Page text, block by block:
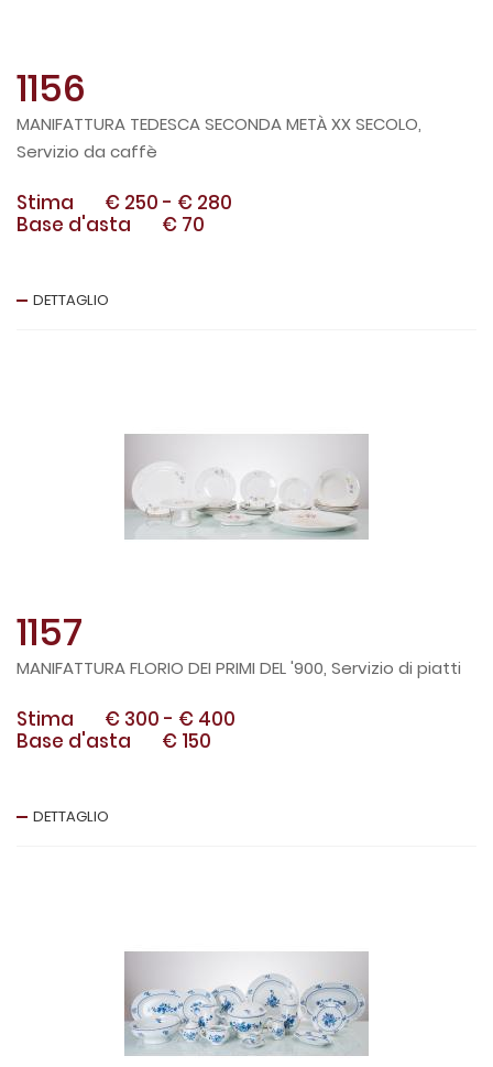
1156
MANIFATTURA TEDESCA SECONDA METÀ XX SECOLO,
Servizio da caffè
Stima € 250 - € 280
Base d'asta
€ 70
DETTAGLIO
1157
MANIFATTURA FLORIO DEI PRIMI DEL '900, Servizio di piatti
Stima € 300 - € 400
Base d'asta
€ 150
DETTAGLIO